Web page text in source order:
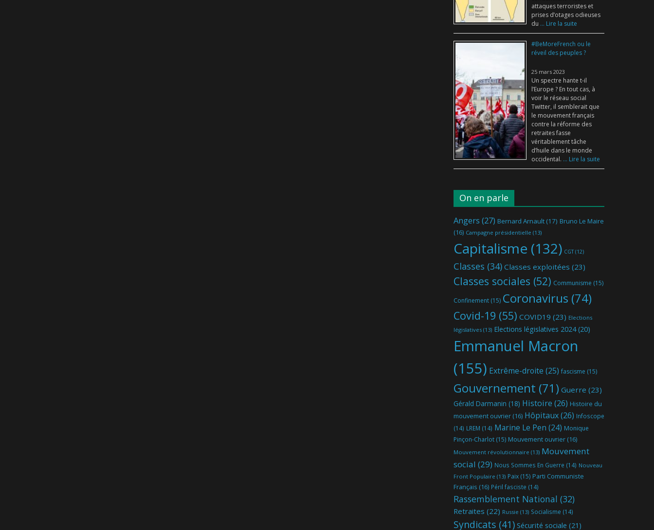
attaques terroristes et
prises d’otages odieuses
du ... Lire la suite
#BeMoreFrench ou le
réveil des peuples ?
25 mars 2023
Un spectre hante t-il
l’Europe ? En tout cas, à
voir le réseau social
Twitter, il semblerait que
le mouvement français
contre la réforme des
retraites fasse
véritablement tâche
d’huile dans le monde
occidental. ... Lire la suite
On en parle
Angers (27) Bernard Arnault (17) Bruno Le Maire
(16) Campagne présidentielle (13)
Capitalisme (132) CGT(12)
Classes (34) Classes exploitées (23)
Classes sociales (52) Communisme (15)
Confinement (15) Coronavirus (74)
Covid-19 (55) COVID19 (23) Elections
législatives (13) Elections législatives 2024(20)
Emmanuel Macron
(155) Extrême-droite (25) fascisme (15)
Gouvernement (71) Guerre (23)
Gérald Darmanin (18) Histoire (26) Histoire du
mouvement ouvrier (16) Hôpitaux(26) Infoscope
(14) LREM (14) Marine Le Pen (24) Monique
Pinçon-Charlot (15) Mouvement ouvrier (16)
Mouvement révolutionnaire (13) Mouvement
social (29) Nous Sommes En Guerre (14) Nouveau
Front Populaire (13) Paix (15) Parti Communiste
Français (16) Péril fasciste (14)
Rassemblement National (32)
Retraites (22) Russie (13) Socialisme (14)
Syndicats (41) Sécurité sociale (21)